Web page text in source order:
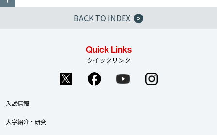
BACK TO INDEX
>
Quick Links
クイックリンク
入試情報
大学紹介・研究